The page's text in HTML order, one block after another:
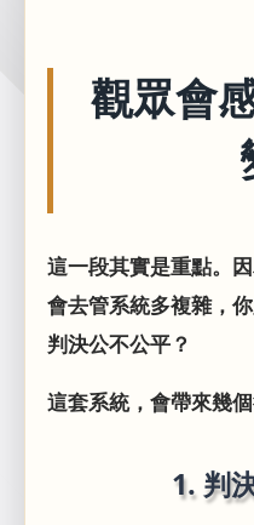
觀眾會
這一段其實是重點。
會去管系統多複雜，
判決公不公平？
這套系統，會帶來幾
1. 判